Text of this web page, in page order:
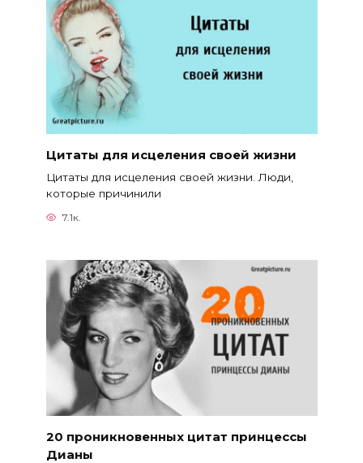
Цитаты для исцеления своей жизни
Цитаты для исцеления своей жизни. Люди,
которые причинили
7.1к.
20 проникновенных цитат принцессы
Дианы